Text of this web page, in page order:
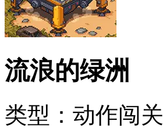
流浪的绿洲
类型：动作闯关